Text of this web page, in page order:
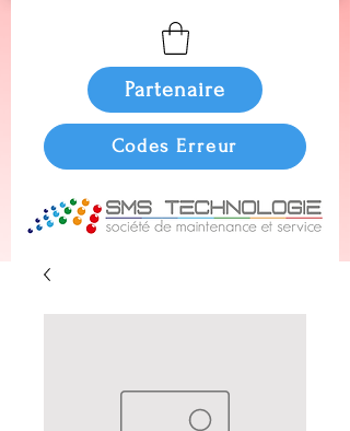
Partenaire
Codes Erreur